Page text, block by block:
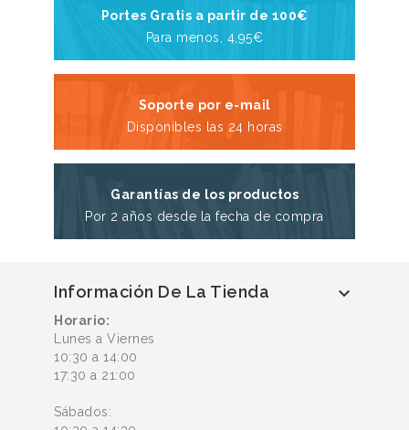
Portes Gratis a partir de 100€
Para menos, 4,95€
Soporte por e-mail
Disponibles las 24 horas
Garantías de los productos
Por 2 años desde la fecha de compra
Información De La Tienda 
Horario:
Lunes a Viernes
10:30 a 14:00
17:30 a 21:00
Sábados: